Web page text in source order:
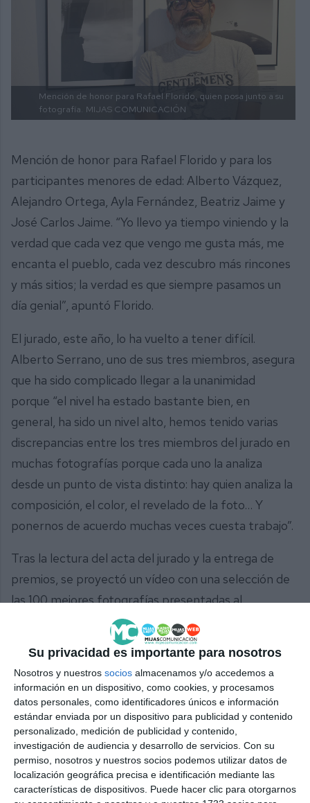
Su privacidad es importante para nosotros
Nosotros y nuestros socios almacenamos y/o accedemos a
información en un dispositivo, como cookies, y procesamos
datos personales, como identificadores únicos e información
estándar enviada por un dispositivo para publicidad y contenido
personalizado, medición de publicidad y contenido,
investigación de audiencia y desarrollo de servicios. Con su
permiso, nosotros y nuestros socios podemos utilizar datos de
localización geográfica precisa e identificación mediante las
características de dispositivos. Puede hacer clic para otorgarnos
Mención de honor para Rafael Florido, quien posa junto a su
fotografía. MIJAS COMUNICACIÓN
Mención de honor para Rafael Florido y para los
participantes menores de edad: Alberto Vázquez,
Alejandro Ortega, Ayla Fernández, Beatriz Jaime y
José Carlos Jaime. “Yo llevo ya tiempo viniendo y la
verdad que cada vez que vengo me gusta más, me
encanta el pueblo, cada vez descubro más rincones
y más sitios; la verdad es que siempre pasamos un
día genial”, apuntó Florido.
El jurado, este año, lo ha vuelto a tener difícil.
Alberto Serrano, uno de sus tres miembros, asegura
que ha sido complicado llegar a la unanimidad
porque “el nivel ha estado bastante bien, en
general, ha sido un nivel alto, hemos tenido varias
discrepancias entre los tres miembros del jurado en
muchas fotografías porque cada uno la analiza
desde un punto de vista distinto: hay quien analiza la
composición, el color, el revelado de la foto… Y
ponernos de acuerdo muchas veces cuesta trabajo”.
Tras la lectura del acta del jurado y la entrega de
premios, se proyectó un vídeo con una selección de
las 100 mejores fotografías presentadas al
concurso, entre ellas las imágenes premiadas.